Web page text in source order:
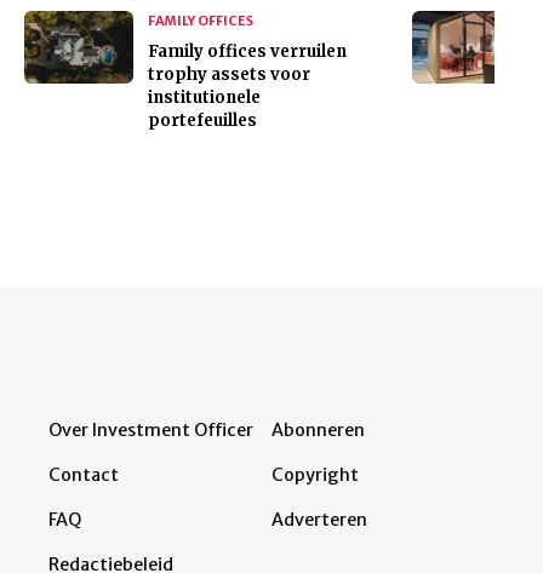
FAMILY OFFICES
Family offices verruilen
trophy assets voor
institutionele
portefeuilles
Over Investment Officer
Contact
FAQ
Redactiebeleid
Abonneren
Copyright
Adverteren